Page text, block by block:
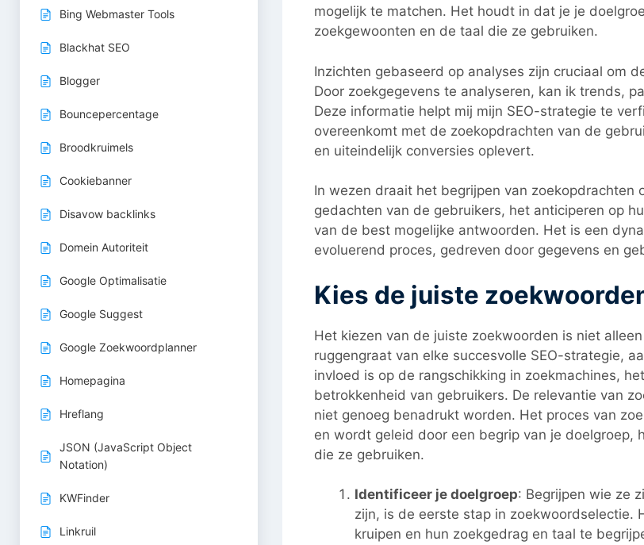
Bing Webmaster Tools
Blackhat SEO
Blogger
Bouncepercentage
Broodkruimels
Cookiebanner
Disavow backlinks
Domein Autoriteit
Google Optimalisatie
Google Suggest
Google Zoekwoordplanner
Homepagina
Hreflang
JSON (JavaScript Object
Notation)
KWFinder
Linkruil
mogelijk te matchen. Het houdt in dat je je
zoekgewoonten en de taal die ze gebruiken.
Inzichten gebaseerd op analyses zijn cruciaal om
Door zoekgegevens te analyseren, kan ik trends,
Deze informatie helpt mij mijn SEO-strategie te
overeenkomt met de zoekopdrachten van de
en uiteindelijk conversies oplevert.
In wezen draait het begrijpen van zoekopdrachten
gedachten van de gebruikers, het anticiperen op
van de best mogelijke antwoorden. Het is een
evoluerend proces, gedreven door gegevens en
Kies de juiste
Het kiezen van de juiste zoekwoorden is niet
ruggengraat van elke succesvolle SEO-strategie,
invloed is op de rangschikking in zoekmachines,
betrokkenheid van gebruikers. De relevantie van
niet genoeg benadrukt worden. Het proces van
en wordt geleid door een begrip van je doelgroep,
die ze gebruiken.
Identificeer je doelgroep: Begrijpen wie ze
zijn, is de eerste stap in zoekwoordselectie.
kruipen en hun zoekgedrag en taal te